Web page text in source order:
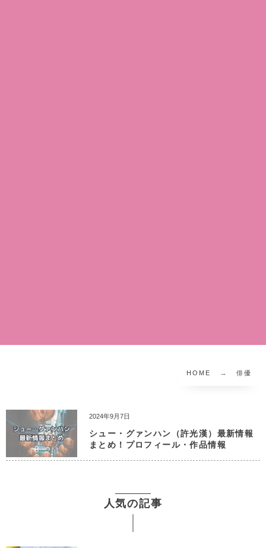
HOME 俳優
2024年9月7日
シュー・グァンハン（許光漢）最新情報
まとめ！プロフィール・作品情報
人気の記事